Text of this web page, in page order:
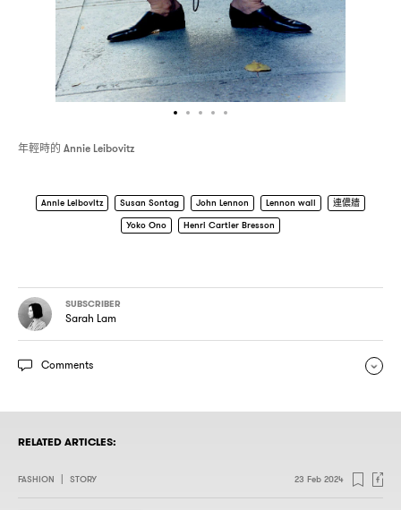
年輕時的 Annie Leibovitz
Annie Leibovitz Susan Sontag John Lennon Lennon wall
連儂牆
Yoko Ono
Henri Cartier Bresson
SUBSCRIBER
Sarah Lam
Comments
RELATED ARTICLES:
FASHION STORY 23 Feb 2024